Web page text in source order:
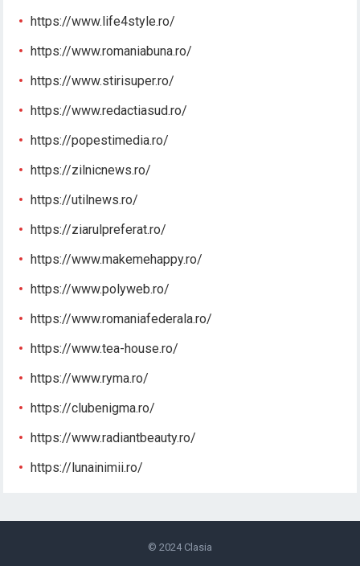
https://www.life4style.ro/
https://www.romaniabuna.ro/
https://www.stirisuper.ro/
https://www.redactiasud.ro/
https://popestimedia.ro/
https://zilnicnews.ro/
https://utilnews.ro/
https://ziarulpreferat.ro/
https://www.makemehappy.ro/
https://www.polyweb.ro/
https://www.romaniafederala.ro/
https://www.tea-house.ro/
https://www.ryma.ro/
https://clubenigma.ro/
https://www.radiantbeauty.ro/
https://lunainimii.ro/
© 2024 Clasia